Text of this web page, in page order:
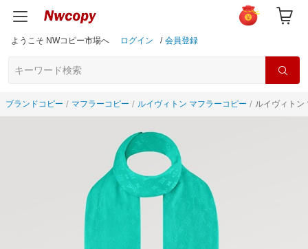
ようこそ NWコピー市場へ ログイン / 会員登録
ブランドコピー マフラーコピー ルイヴィトン マフラーコピー ルイヴィトン